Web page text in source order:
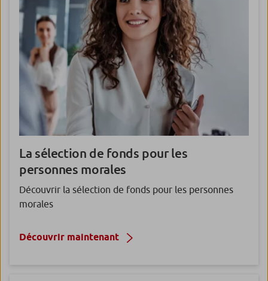
La sélection de fonds pour les
personnes morales
Découvrir la sélection de fonds pour les personnes
morales
Découvrir maintenant